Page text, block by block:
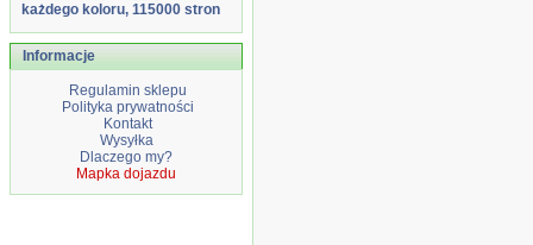
każdego koloru, 115000 stron
Informacje
Regulamin sklepu
Polityka prywatności
Kontakt
Wysyłka
Dlaczego my?
Mapka dojazdu